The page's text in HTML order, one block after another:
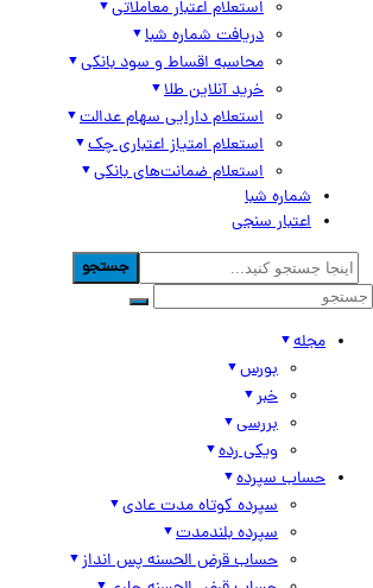
استعلام اعتبار معاملاتی
دریافت شماره شبا
محاسبه اقساط و سود بانکی
خرید آنلاین طلا
استعلام دارایی سهام عدالت
استعلام امتیاز اعتباری چک
استعلام ضمانت‌های بانکی
شماره شبا
اعتبار سنجی
جستجو
مجله
بورس
خبر
بررسی
ویکی رده
حساب سپرده
سپرده کوتاه مدت عادی
سپرده بلندمدت
حساب قرض الحسنه پس انداز